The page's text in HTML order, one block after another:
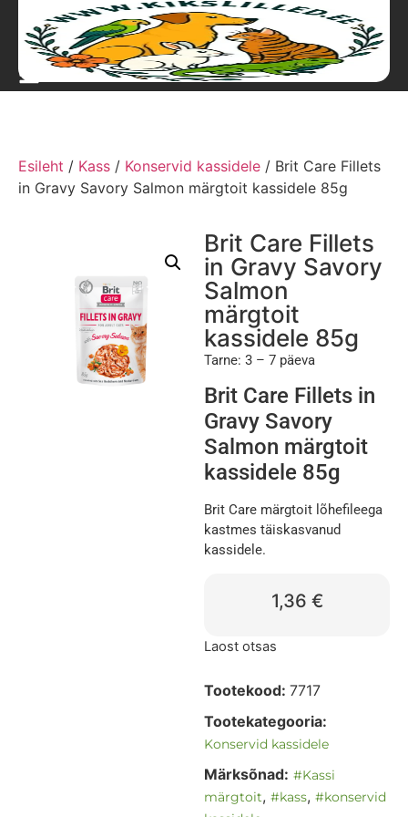
Esileht / Kass / Konservid kassidele / Brit Care Fillets
in Gravy Savory Salmon märgtoit kassidele 85g
Brit Care Fillets
in Gravy Savory
Salmon
märgtoit
kassidele 85g
Tarne: 3 – 7 päeva
Brit Care Fillets in
Gravy Savory
Salmon märgtoit
kassidele 85g
Brit Care märgtoit lõhefileega
kastmes täiskasvanud
kassidele.
1,36 €
Laost otsas
Tootekood: 7717
Tootekategooria:
Konservid kassidele
Märksõnad: #Kassi
märgtoit, #kass, #konservid